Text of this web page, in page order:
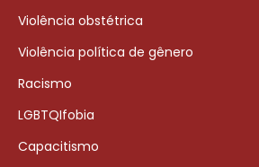
Violência obstétrica
Violência política de gênero
Racismo
LGBTQIfobia
Capacitismo